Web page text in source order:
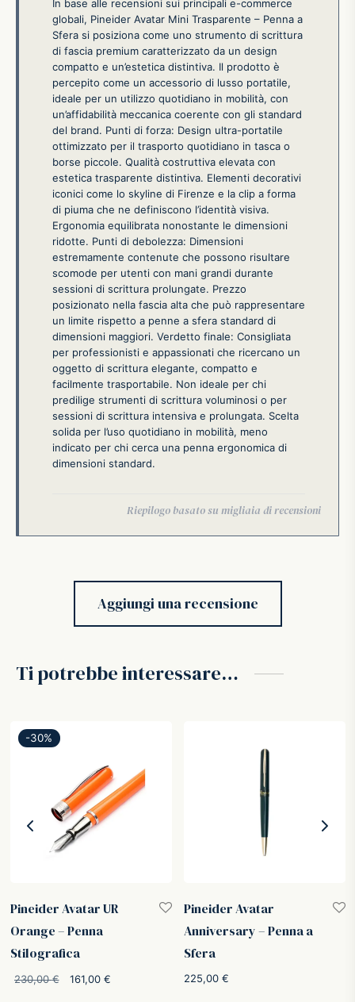
In base alle recensioni sui principali e-commerce
globali, Pineider Avatar Mini Trasparente – Penna a
Sfera si posiziona come uno strumento di scrittura
di fascia premium caratterizzato da un design
compatto e un’estetica distintiva. Il prodotto è
percepito come un accessorio di lusso portatile,
ideale per un utilizzo quotidiano in mobilità, con
un’affidabilità meccanica coerente con gli standard
del brand. Punti di forza: Design ultra-portatile
ottimizzato per il trasporto quotidiano in tasca o
borse piccole. Qualità costruttiva elevata con
estetica trasparente distintiva. Elementi decorativi
iconici come lo skyline di Firenze e la clip a forma
di piuma che ne definiscono l’identità visiva.
Ergonomia equilibrata nonostante le dimensioni
ridotte. Punti di debolezza: Dimensioni
estremamente contenute che possono risultare
scomode per utenti con mani grandi durante
sessioni di scrittura prolungate. Prezzo
posizionato nella fascia alta che può rappresentare
un limite rispetto a penne a sfera standard di
dimensioni maggiori. Verdetto finale: Consigliata
per professionisti e appassionati che ricercano un
oggetto di scrittura elegante, compatto e
facilmente trasportabile. Non ideale per chi
predilige strumenti di scrittura voluminosi o per
sessioni di scrittura intensiva e prolungata. Scelta
solida per l’uso quotidiano in mobilità, meno
indicato per chi cerca una penna ergonomica di
dimensioni standard.
Aggiungi una recensione
Ti potrebbe interessare…
-30%
Pineider Avatar UR
Orange – Penna
Stilografica
230,00€
Il prezzo
161,00 €
Pineider Avatar
Anniversary – Penna a
Sfera
225,00 €